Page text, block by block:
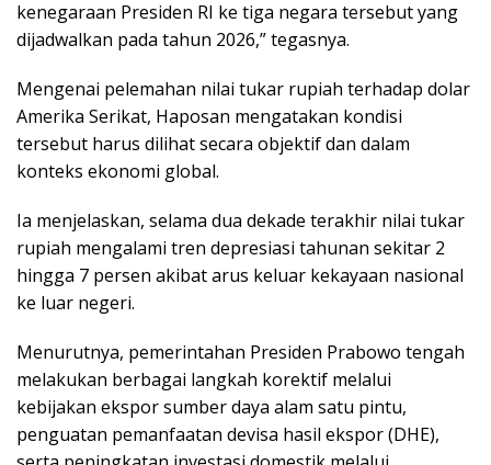
kenegaraan Presiden RI ke tiga negara tersebut yang
dijadwalkan pada tahun 2026,” tegasnya.
Mengenai pelemahan nilai tukar rupiah terhadap dolar
Amerika Serikat, Haposan mengatakan kondisi
tersebut harus dilihat secara objektif dan dalam
konteks ekonomi global.
Ia menjelaskan, selama dua dekade terakhir nilai tukar
rupiah mengalami tren depresiasi tahunan sekitar 2
hingga 7 persen akibat arus keluar kekayaan nasional
ke luar negeri.
Menurutnya, pemerintahan Presiden Prabowo tengah
melakukan berbagai langkah korektif melalui
kebijakan ekspor sumber daya alam satu pintu,
penguatan pemanfaatan devisa hasil ekspor (DHE),